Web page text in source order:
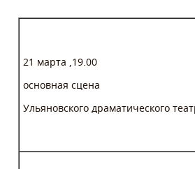
21 марта ,19.00
основная сцена
Ульяновского драматического